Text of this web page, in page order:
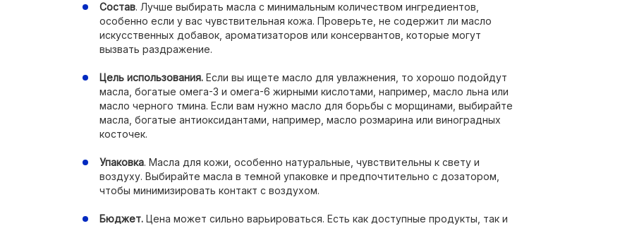
Состав. Лучше выбирать масла с минимальным количеством ингредиентов,
особенно если у вас чувствительная кожа. Проверьте, не содержит ли масло
искусственных добавок, ароматизаторов или консервантов, которые могут
вызвать раздражение.
Цель использования. Если вы ищете масло для увлажнения, то хорошо подойдут
масла, богатые омега-3 и омега-6 жирными кислотами, например, масло льна или
масло черного тмина. Если вам нужно масло для борьбы с морщинами, выбирайте
масла, богатые антиоксидантами, например, масло розмарина или виноградных
косточек.
Упаковка. Масла для кожи, особенно натуральные, чувствительны к свету и
воздуху. Выбирайте масла в темной упаковке и предпочтительно с дозатором,
чтобы минимизировать контакт с воздухом.
Бюджет. Цена может сильно варьироваться. Есть как доступные продукты, так и